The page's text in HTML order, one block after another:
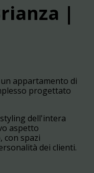
|
appartamento di
progettato
dell'intera
aspetto
con spazi
dei clienti.